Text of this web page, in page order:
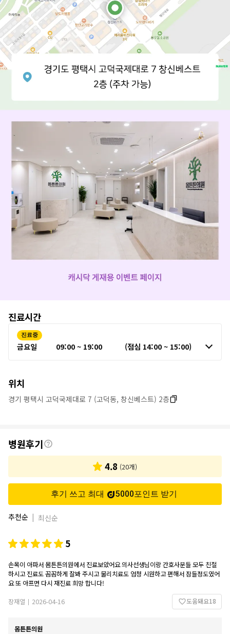
병진료시간
진료중
금요일 09:00 ~ 19:00 (점심 14:00 ~ 15:00)
위치
경기 평택시 고덕국제대로 7 (고덕동, 창신베스트) 2층
후
기
병원후기
4.8 (20개)
후기 쓰고 최대 5000포인트 받기
추천순 | 최신순
5
손목이 아파서 몸튼튼의원에서 진료보았어요 의사선생님이랑 간호사분들 모두 친절
하시고 진료도 꼼꼼하게 잘봐 주시고 물리치료도 엄청 시원하고 편해서 잠들정도였어
요 또 아프면 다시 재진료 희망 합니다!
장재열
2026-04-16 도움돼요18
몸튼튼의원